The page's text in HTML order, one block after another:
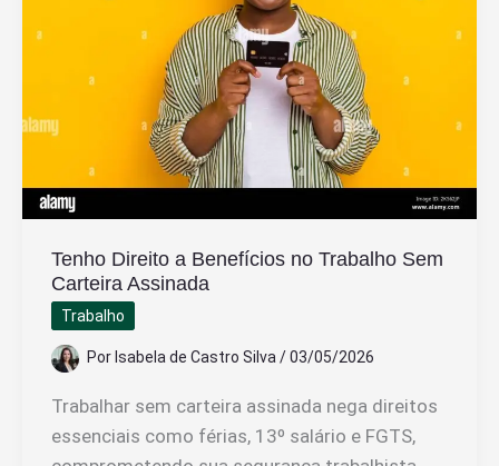
Tenho Direito a Benefícios no Trabalho Sem
Carteira Assinada
Trabalho
Por Isabela de Castro Silva/03/05/2026
Trabalhar sem carteira assinada nega direitos
essenciais como férias, 13º salário e FGTS,